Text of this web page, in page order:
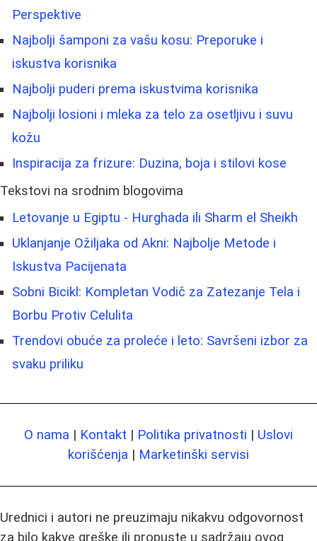
Perspektive
Najbolji šamponi za vašu kosu: Preporuke i
iskustva korisnika
Najbolji puderi prema iskustvima korisnika
Najbolji losioni i mleka za telo za osetljivu i suvu
kožu
Inspiracija za frizure: Duzina, boja i stilovi kose
Tekstovi na srodnim blogovima
Letovanje u Egiptu - Hurghada ili Sharm el Sheikh
Uklanjanje Ožiljaka od Akni: Najbolje Metode i
Iskustva Pacijenata
Sobni Bicikl: Kompletan Vodič za Zatezanje Tela i
Borbu Protiv Celulita
Trendovi obuće za proleće i leto: Savršeni izbor za
svaku priliku
O nama | Kontakt | Politika privatnosti | Uslovi
korišćenja | Marketinški servisi
Urednici i autori ne preuzimaju nikakvu odgovornost
za bilo kakve greške ili propuste u sadržaju ovog